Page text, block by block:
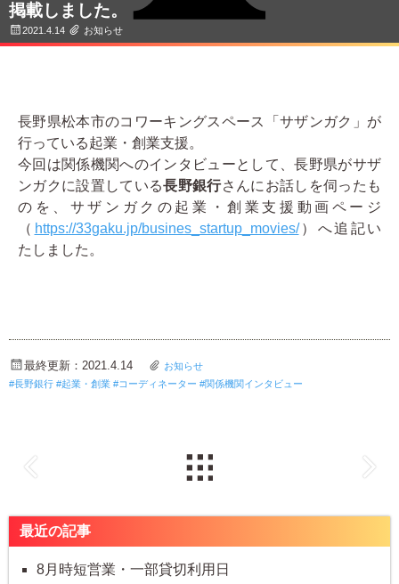
よくある質問
掲載しました。
2021.4.14 お知らせ
長野県松本市のコワーキングスペース「サザンガク」が
行っている起業・創業支援。
今回は関係機関へのインタビューとして、長野県がサザ
ンガクに設置している長野銀行さんにお話しを伺ったも
のを、サザンガクの起業・創業支援動画ページ
（ https://33gaku.jp/busines_startup_movies/）へ追記い
たしました。
最終更新：2021.4.14
お知らせ
長野銀行
起業・創業 コーディネーター 関係機関インタビュー
最近の記事
8月時短営業・一部貸切利用日